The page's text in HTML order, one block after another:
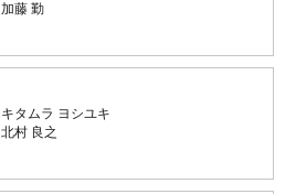
加藤 勤
キタムラ ヨシユキ
北村 良之